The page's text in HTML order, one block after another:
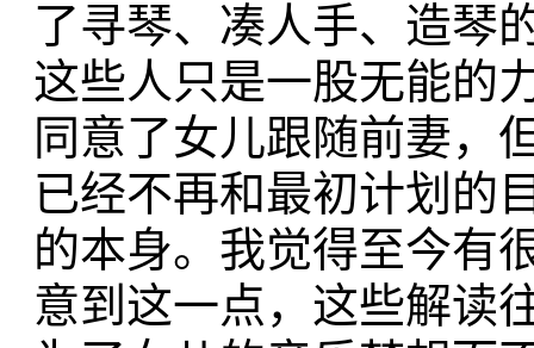
了寻琴、凑人手、造琴
这些人只是一股无能的
同意了女儿跟随前妻，
已经不再和最初计划的
的本身。我觉得至今有
意到这一点，这些解读